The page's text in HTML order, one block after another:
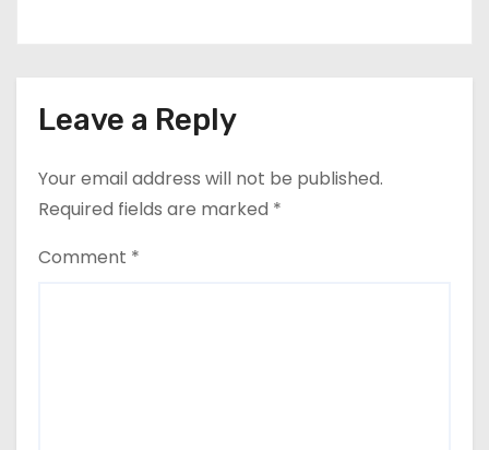
Leave a Reply
Your email address will not be published.
Required fields are marked *
Comment *